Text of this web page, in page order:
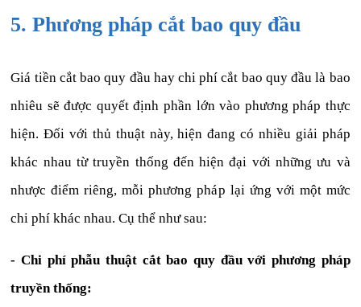
5. Phương pháp cắt bao quy đầu
Giá tiền cắt bao quy đầu hay chi phí cắt bao quy đầu là bao
nhiêu sẽ được quyết định phần lớn vào phương pháp thực
hiện. Đối với thủ thuật này, hiện đang có nhiều giải pháp
khác nhau từ truyền thống đến hiện đại với những ưu và
nhược điểm riêng, mỗi phương pháp lại ứng với một mức
chi phí khác nhau. Cụ thể như sau:
- Chi phí phẫu thuật cắt bao quy đầu với phương pháp
truyền thống: